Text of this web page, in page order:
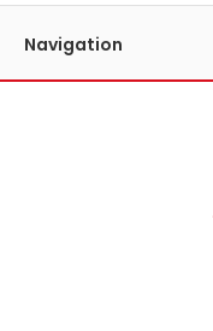
Navigation